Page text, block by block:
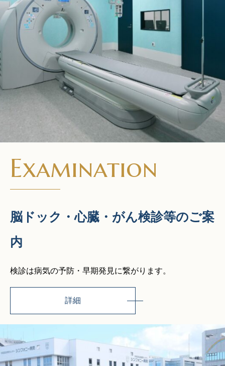
Examination
脳ドック・心臓・がん検診等のご案
内
検診は病気の予防・早期発見に繋がります。
詳細